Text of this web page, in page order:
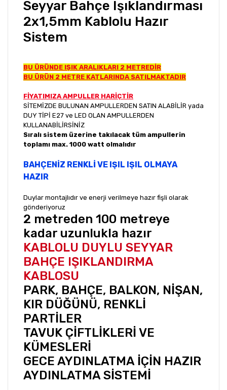
Seyyar Bahçe Işıklandırması
2x1,5mm Kablolu Hazır
Sistem
BU ÜRÜNDE IŞIK ARALIKLARI 2 METREDİR
BU ÜRÜN 2 METRE KATLARINDA SATILMAKTADIR
FİYATIMIZA AMPULLER HARİÇTİR
SİTEMİZDE BULUNAN AMPULLERDEN SATIN ALABİLİR yada
DUY TİPİ E27 ve LED OLAN AMPULLERDEN
KULLANABİLİRSİNİZ
Sıralı sistem üzerine takılacak tüm ampullerin
toplamı max. 1000 watt olmalıdır
BAHÇENİZ RENKLİ VE IŞIL IŞIL OLMAYA
HAZIR
Duylar montajlıdır ve enerji verilmeye hazır fişli olarak
gönderiyoruz
2 metreden 100 metreye
kadar uzunlukla hazır
KABLOLU DUYLU SEYYAR
BAHÇE IŞIKLANDIRMA
KABLOSU
PARK, BAHÇE, BALKON, NİŞAN,
KIR DÜĞÜNÜ, RENKLİ
PARTİLER
TAVUK ÇİFTLİKLERİ VE
KÜMESLERİ
GECE AYDINLATMA İÇİN HAZIR
AYDINLATMA SİSTEMİ